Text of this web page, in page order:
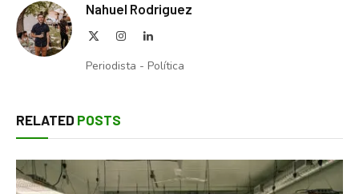
Nahuel Rodriguez
InstagramLinkedIn
Periodista - Política
RELATED POSTS